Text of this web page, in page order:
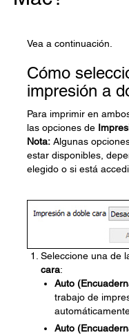
Vea a continuación.
Cómo
impresión a
Para imprimir en
las opciones de
Nota: Algunas
estar disponibles,
elegido o si está
Seleccione una de
cara:
Auto
trabajo de
Auto